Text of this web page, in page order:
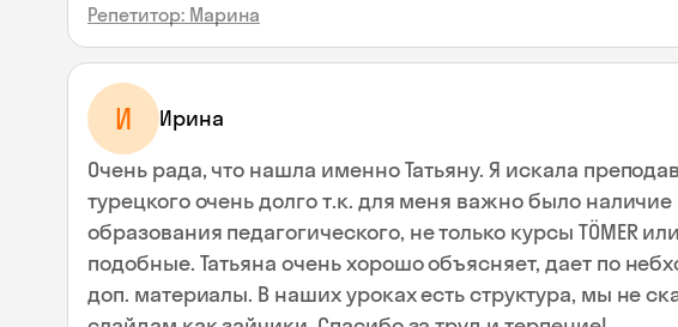
Репетитор: Марина
И Ирина
Очень рада, что нашла именно Татьяну. Я искала
турецкого очень долго т.к. для меня важно было наличие
образования педагогического, не только курсы TÖMER
подобные. Татьяна очень хорошо объясняет, дает по небходимости
доп. материалы. В наших уроках есть структура, мы не